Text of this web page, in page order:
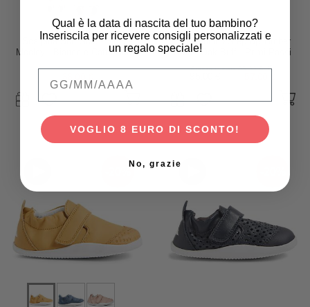
Bobux
Scarpina Soft Sole - Mucca
Mooley - Bianco e Caffè Nero -
Bobux
Scarponcino Step Up Timber
Artic - Oak Buff - Primi Passi
Prezzo iniziale95,00 €
Qual è la data di nascita del tuo bambino?
Inseriscila per ricevere consigli personalizzati e
un regalo speciale!
VOGLIO 8 EURO DI SCONTO!
No, grazie